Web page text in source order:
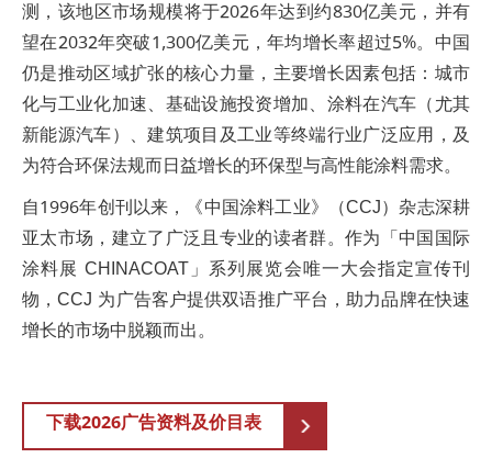
测，该地区市场规模将于2026年达到约830亿美元，并有
望在2032年突破1,300亿美元，年均增长率超过5%。中国
仍是推动区域扩张的核心力量，主要增长因素包括：城市
化与工业化加速、基础设施投资增加、涂料在汽车（尤其
新能源汽车）、建筑项目及工业等终端行业广泛应用，及
为符合环保法规而日益增长的环保型与高性能涂料需求。
自1996年创刊以来，《中国涂料工业》（CCJ）杂志深耕
亚太市场，建立了广泛且专业的读者群。作为「中国国际
涂料展 CHINACOAT」系列展览会唯一大会指定宣传刊
物，CCJ 为广告客户提供双语推广平台，助力品牌在快速
增长的市场中脱颖而出。
下载2026广告资料及价目表